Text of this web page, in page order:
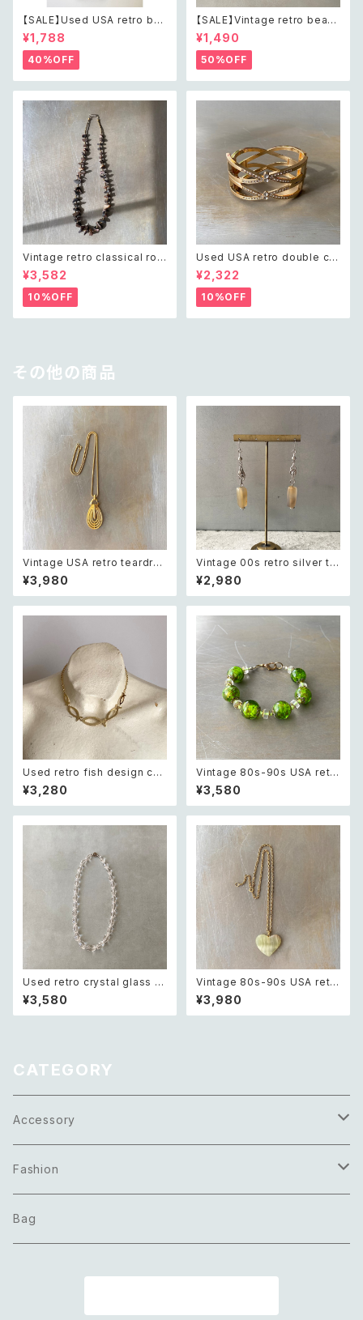
【SALE】Used USA retro bot
anical flower salopette sh
ort pants レトロ アメリカ ユー
ズド 古着 ライトグリーン ボタニ
カル フラワー サロペット ショー
トパンツ
¥1,788
40%OFF
【SALE】Vintage retro bead
s embroidery navy blue po
uch レトロ ヴィンテージ ホワイ
ト ビーズ刺繍 ネイビー 紺色 ポ
ーチ
¥1,490
50%OFF
Vintage retro classical rou
gh cut shell beads necklac
e レトロ ヴィンテージ アクセサ
リー クラシカル ラフカット シェ
ル ビーズ ネックレス
¥3,582
10%OFF
Used USA retro double cro
ss crystal bijou bangle レト
ロ アメリカ ユーズド アクセサリ
ー ゴールド ダブル クロス ビジ
ュー バングル
¥2,322
10%OFF
その他の商品
Vintage USA retro teardro
p open charm necklace レ
トロ アメリカ ヴィンテージ アク
セサリー ゴールド ティアドロッ
¥3,980
Vintage 00s retro silver to
ne natural stone agate pie
rce レトロ ヴィンテージ アクセ
サリー シルバー 天然石 アゲー
¥2,980
Used retro fish design cha
in necklace レトロ ユーズド
アクセサリー フィッシュ お魚 デ
ザイン ゴールド チェーン ネック
¥3,280
Vintage 80s-90s USA retr
o green glass beads brac
elet レトロ アメリカ ヴィンテー
ジ アクセサリー グリーン 緑 ガ
¥3,580
Used retro crystal glass b
eads necklace レトロ ユーズ
ド アクセサリー クリスタル ガラ
ス ビーズ ネックレス
¥3,580
Vintage 80s-90s USA retr
o green glass heart charm
necklace レトロ アメリカ ヴィ
ンテージ アクセサリー グリーン
¥3,980
CATEGORY
Accessory
Necklace
Pierce
Fashion
Tops
Bag